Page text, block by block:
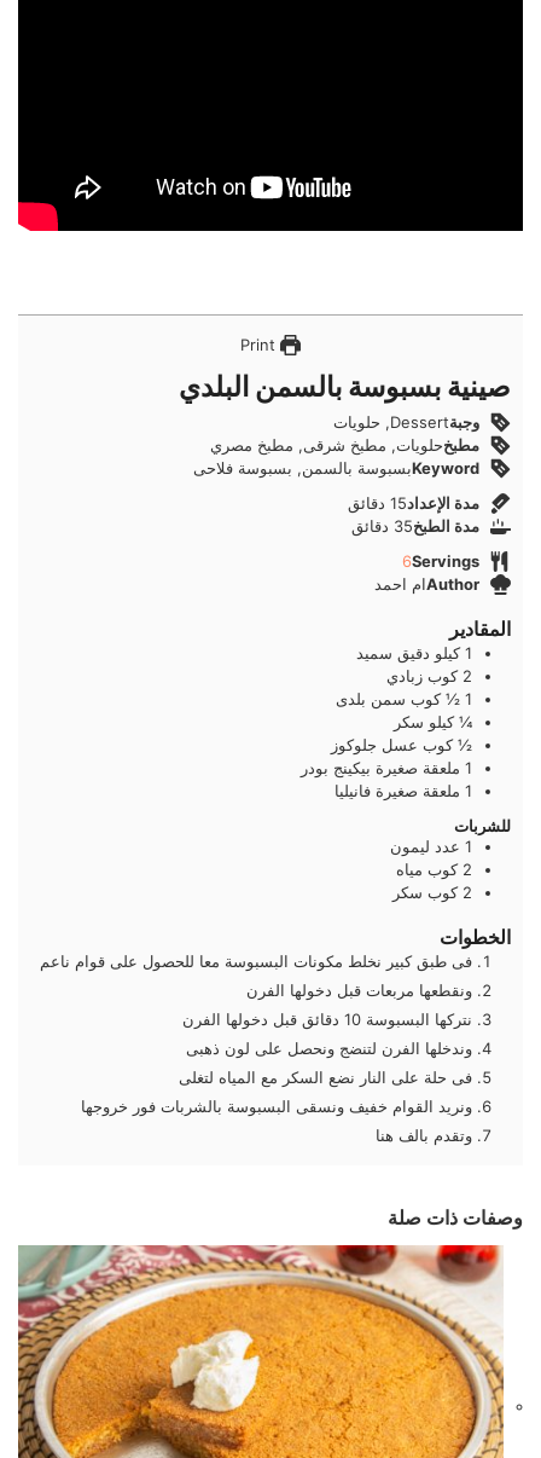
Print
صينية بسبوسة بالسمن البلدي
وجبةDessert, حلويات
مطبخحلويات, مطبخ شرقى, مطبخ مصري
Keywordبسبوسة بالسمن, بسبوسة فلاحى
مدة الإعداد15دقائق
دقائق
مدة الطبخ35 دقائق
دقائق
Servings
6
Authorام احمد
المقادير
1 كيلو دقيق سميد
2 كوب زبادي
1 ½
كوب سمن بلدى
¼ كيلو سكر
½ كوب عسل جلوكوز
1 ملعقة صغيرة بيكينج بودر
1 ملعقة صغيرة فانيليا
للشربات
1 عدد ليمون
2 كوب مياه
2 كوب سكر
الخطوات
فى طبق كبير نخلط مكونات البسبوسة معا للحصول على قوام ناعم
ونقطعها مربعات قبل دخولها الفرن
نتركها البسبوسة 10 دقائق قبل دخولها الفرن
وندخلها الفرن لتنضج ونحصل على لون ذهبى
فى حلة على النار نضع السكر مع المياه لتغلى
ونريد القوام خفيف ونسقى البسبوسة بالشربات فور خروجها
وتقدم بالف هنا
وصفات ذات صلة